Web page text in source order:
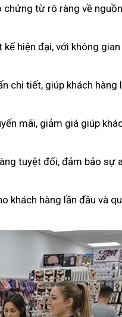
từ rõ ràng về
hiện đại, với không
chi tiết, giúp khách hàng
mãi, giảm giá giúp
tuyệt đối, đảm bảo sự
khách hàng lần đầu và